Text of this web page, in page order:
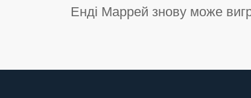
Енді Маррей знову може